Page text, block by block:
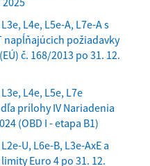
L4e, L5e-A, L7e-A s
napĺňajúcich požiadavky
č. 168/2013 po 31. 12.
L4e, L5e, L7e
prílohy IV Nariadenia
(OBD I - etapa B1)
U, L6e-B, L3e-AxE a
Euro 4 po 31. 12.